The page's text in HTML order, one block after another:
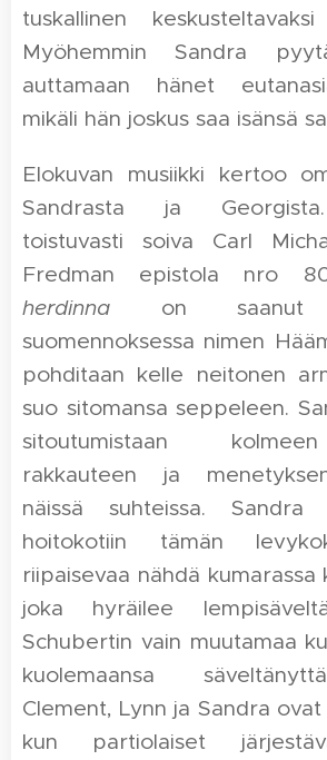
tuskallinen
Myöhemmin Sandra
auttamaan hänet
mikäli hän joskus saa isänsä
Elokuvan musiikki kertoo
Sandrasta ja
toistuvasti soiva Carl
Fredman epistola nro
herdinna on saanut
suomennoksessa nimen
pohditaan kelle neitonen
suo sitomansa seppeleen.
sitoutumistaan
rakkauteen ja
näissä suhteissa.
hoitokotiin tämän
riipaisevaa nähdä kumarassa
joka hyräilee
Schubertin vain muutamaa
kuolemaansa
Clement, Lynn ja Sandra
kun partiolaiset